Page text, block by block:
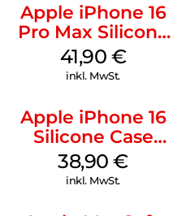
Apple iPhone 16
Pro Max Silicone
Case MagSafe
Ultramarine
41,90 €
inkl. MwSt.
Apple iPhone 16
Silicone Case
MagSafe
Ultramarine
38,90€
inkl. MwSt.